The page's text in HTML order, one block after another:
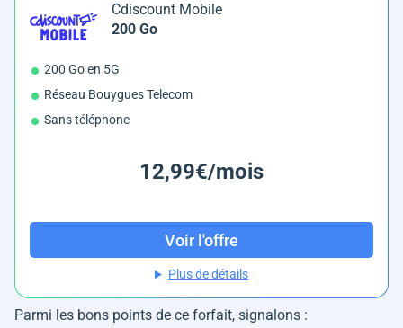
Cdiscount Mobile
200 Go
200 Go en 5G
Réseau Bouygues Telecom
Sans téléphone
12,99€/mois
Voir l'offre
Plus de détails
Parmi les bons points de ce forfait, signalons :